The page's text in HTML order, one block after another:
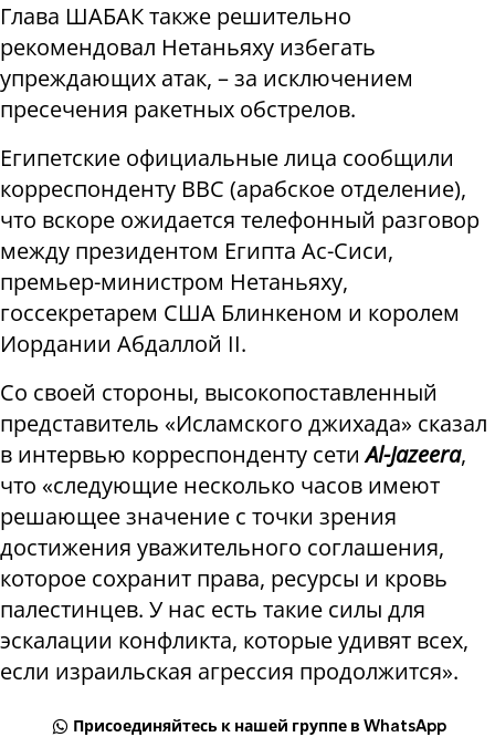
Глава ШАБАК также решительно
рекомендовал Нетаньяху избегать
упреждающих атак, – за исключением
пресечения ракетных обстрелов.
Египетские официальные лица сообщили
корреспонденту ВВС (арабское отделение),
что вскоре ожидается телефонный разговор
между президентом Египта Ас-Сиси,
премьер-министром Нетаньяху,
госсекретарем США Блинкеном и королем
Иордании Абдаллой II.
Со своей стороны, высокопоставленный
представитель «Исламского джихада» сказал
в интервью корреспонденту сетиAl-Jazeera,
что «следующие несколько часов имеют
решающее значение с точки зрения
достижения уважительного соглашения,
которое сохранит права, ресурсы и кровь
палестинцев. У нас есть такие силы для
эскалации конфликта, которые удивят всех,
если израильская агрессия продолжится».
Присоединяйтесь к нашей группе в WhatsApp